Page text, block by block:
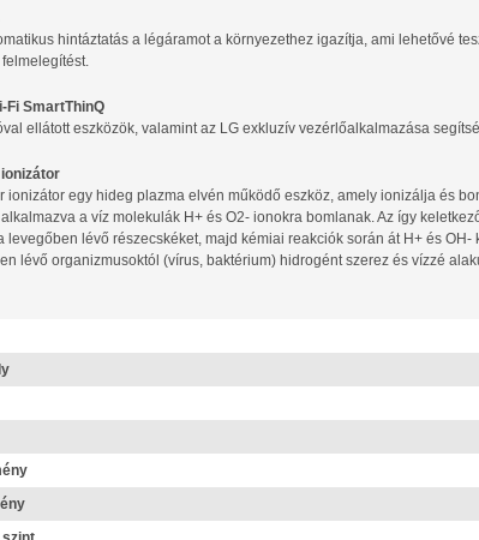
hintáztatás a légáramot a környezethez igazítja, ami lehetővé
Fi SmartThinQ
ellátott eszközök, valamint az LG exkluzív vezérlőalkalmazása
ionizátor egy hideg plazma elvén működő eszköz, amely ionizálja és
a víz molekulák H+ és O2- ionokra bomlanak. Az így
levegőben lévő részecskéket, majd kémiai reakciók során át H+ és
lévő organizmusoktól (vírus, baktérium) hidrogént szerez és vízzé